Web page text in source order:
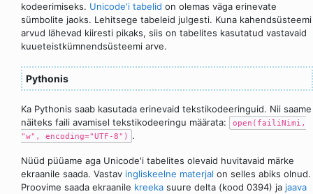
kodeerimiseks. Unicode'i tabelid on olemas väga erinevate
sümbolite jaoks. Lehitsege tabeleid julgesti. Kuna kahendsüsteemi
arvud lähevad kiiresti pikaks, siis on tabelites kasutatud vastavaid
kuueteistkümnendsüsteemi arve.
Pythonis
Ka Pythonis saab kasutada erinevaid tekstikodeeringuid. Nii saame
näiteks faili avamisel tekstikodeeringu määrata:
open(failiNimi,
"w", encoding="UTF-8") .
Nüüd püüame aga Unicode'i tabelites olevaid huvitavaid märke
ekraanile saada. Vastav ingliskeelne materjal on selles abiks olnud.
Proovime saada ekraanile kreeka suure delta (kood 0394) ja jaava